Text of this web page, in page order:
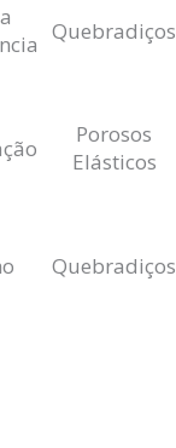
Quebradiços
Porosos
Elásticos
Quebradiços